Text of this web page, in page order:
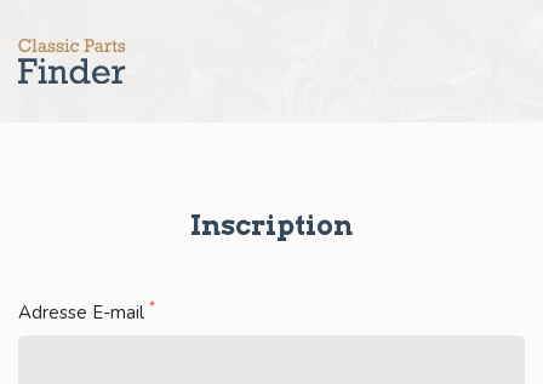
Inscription
Adresse E-mail *